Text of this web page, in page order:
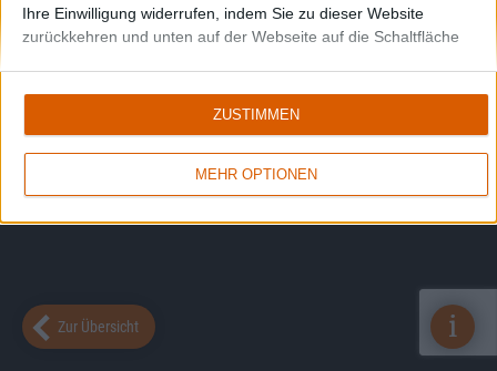
Ihre Einwilligung widerrufen, indem Sie zu dieser Website
zurückkehren und unten auf der Webseite auf die Schaltfläche
MEHR OPTIONEN
ZUSTIMMEN
Zur Übersicht i